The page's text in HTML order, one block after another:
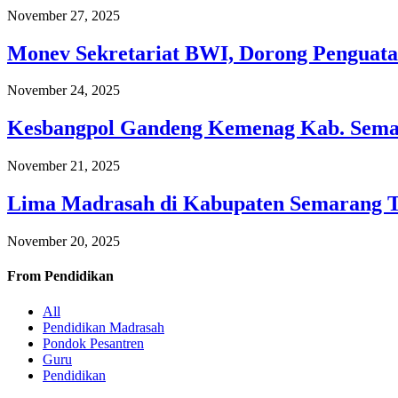
November 27, 2025
Monev Sekretariat BWI, Dorong
November 24, 2025
Kesbangpol Gandeng Kemenag Kab.
November 21, 2025
Lima Madrasah di Kabupaten Semarang
November 20, 2025
From Pendidikan
All
Pendidikan Madrasah
Pondok Pesantren
Guru
Pendidikan